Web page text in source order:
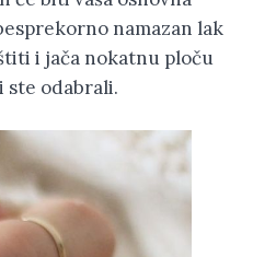
namazan lak
i jača nokatnu ploču
ste odabrali.